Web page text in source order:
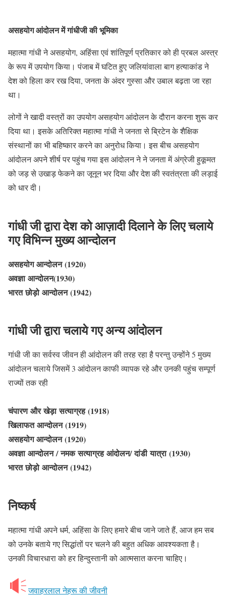
असहयोग आंदोलन में गांधीजी की भूमिका
महात्मा गांधी ने असहयोग, अहिंसा एवं शांतिपूर्ण प्रतिकार को ही प्रबल अस्त्र
के रूप में उपयोग किया। पंजाब में घटित हुए जलियांवाला बाग हत्याकांड ने
देश को हिला कर रख दिया, जनता के अंदर गुस्सा और उबाल बढ़ता जा रहा
था।
लोगों ने खादी वस्त्रों का उपयोग असहयोग आंदोलन के दौरान करना शुरू कर
दिया था। इसके अतिरिक्त महात्मा गांधी ने जनता से ब्रिटेन के शैक्षिक
संस्थानों का भी बहिष्कार करने का अनुरोध किया। इस बीच असहयोग
आंदोलन अपने शीर्ष पर पहुंच गया इस आंदोलन ने ने जनता में अंग्रेजी हुकूमत
को जड़ से उखाड़ फेकने का जूनून भर दिया और देश की स्वतंत्रता की लड़ाई
को धार दी।
गांधी जी द्वारा देश को आज़ादी दिलाने के लिए चलाये
गए विभिन्न मुख्य आन्दोलन
असहयोग आन्दोलन (1920)
अवज्ञा आन्दोलन(1930)
भारत छोड़ो आन्दोलन (1942)
गांधी जी द्वारा चलाये गए अन्य आंदोलन
गांधी जी का सर्वस्व जीवन ही आंदोलन की तरह रहा है परन्तु उन्होंने 5 मुख्य
आंदोलन चलाये जिसमें 3 आंदोलन काफी व्यापक रहे और उनकी पहुंच सम्पूर्ण
राज्यों तक रही
चंपारण और खेड़ा सत्याग्रह (1918)
खिलाफत आन्दोलन (1919)
असहयोग आन्दोलन (1920)
अवज्ञा आन्दोलन / नमक सत्याग्रह आंदोलन/ दांडी यात्रा (1930)
भारत छोड़ो आन्दोलन (1942)
निष्कर्ष
महात्मा गांधी अपने धर्म, अहिंसा के लिए हमारे बीच जाने जाते हैं, आज हम सब
को उनके बताये गए सिद्धांतों पर चलने की बहुत अधिक आवश्यकता है।
उनकी विचारधारा को हर हिन्दुस्तानी को आत्मसात करना चाहिए।
जवाहरलाल नेहरू की जीवनी